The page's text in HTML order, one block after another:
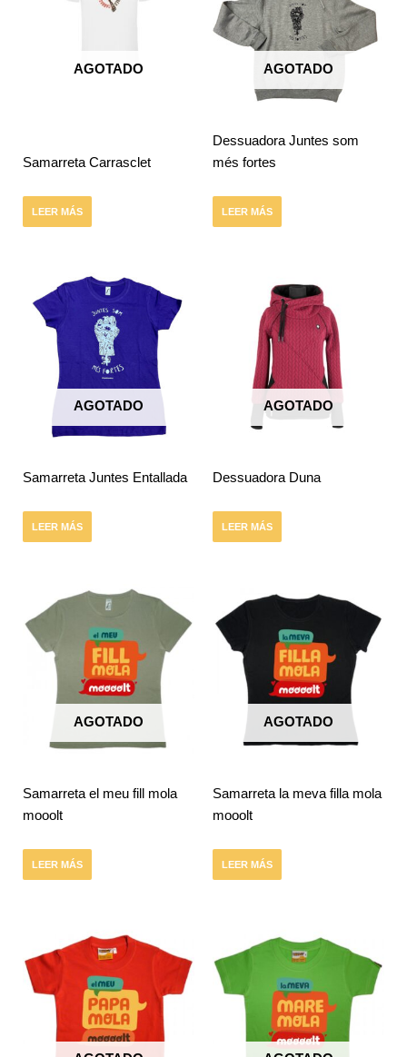
AGOTADO
Samarreta Carrasclet
LEER MÁS
AGOTADO
Dessuadora Juntes som
més fortes
LEER MÁS
AGOTADO
Samarreta Juntes Entallada
LEER MÁS
AGOTADO
Dessuadora Duna
LEER MÁS
AGOTADO
Samarreta el meu fill mola
mooolt
LEER MÁS
AGOTADO
Samarreta la meva filla mola
mooolt
LEER MÁS